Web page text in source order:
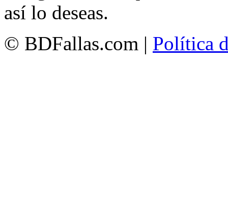
así lo deseas.
© BDFallas.com | Política